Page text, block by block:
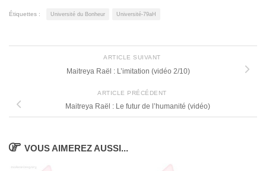
Étiquettes : Université du Bonheur Université-79aH
ARTICLE SUIVANT
Maitreya Raël : L’imitation (vidéo 2/10)
ARTICLE PRÉCÉDENT
Maitreya Raël : Le futur de l’humanité (vidéo)
VOUS AIMEREZ AUSSI...